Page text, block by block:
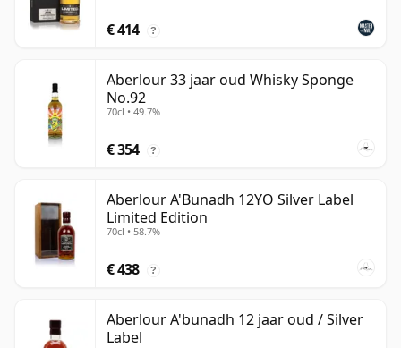
€ 414 ?
Aberlour 33 jaar oud Whisky Sponge
No.92
70cl • 49.7%
€ 354 ?
Aberlour A'Bunadh 12YO Silver Label
Limited Edition
70cl • 58.7%
€ 438 ?
Aberlour A'bunadh 12 jaar oud / Silver
Label